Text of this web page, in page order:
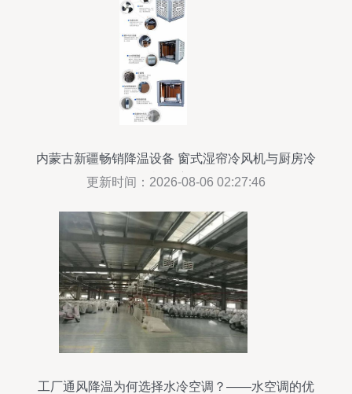
内蒙古新疆畅销降温设备 窗式湿帘冷风机与厨房冷
风机深度解析
更新时间：2026-08-06 02:27:46
工厂通风降温为何选择水冷空调？——水空调的优